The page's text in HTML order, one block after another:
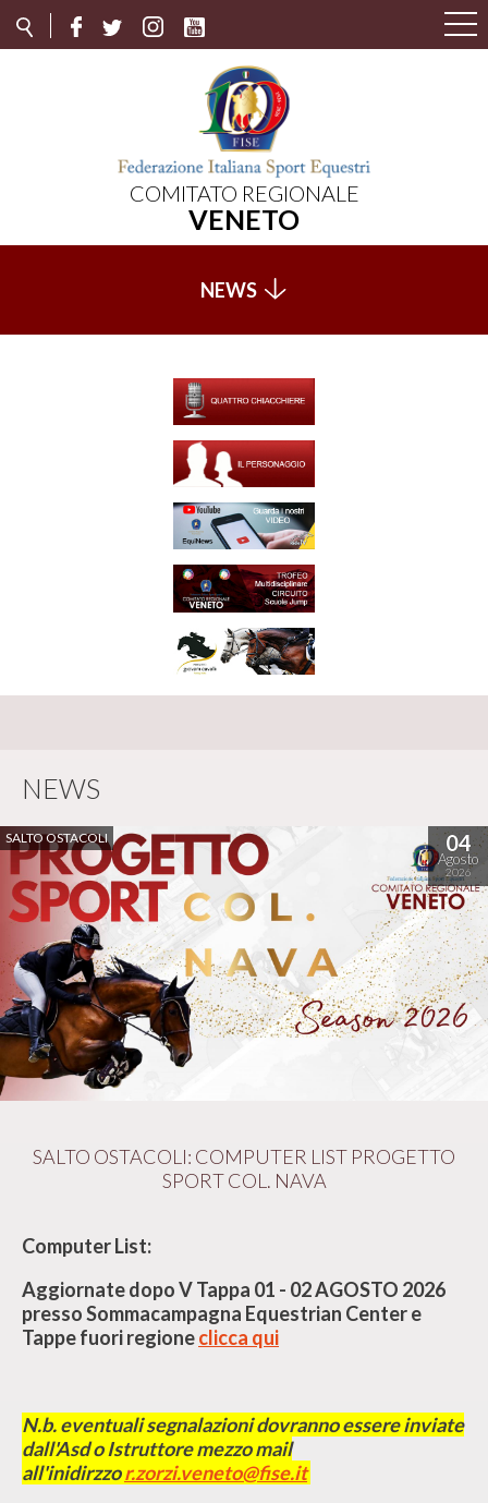
COMITATO REGIONALE
VENETO
NEWS
NEWS
SALTO OSTACOLI 04
Agosto
2026
SALTO OSTACOLI: COMPUTER LIST PROGETTO
SPORT COL. NAVA
Computer List:
Aggiornate dopo V Tappa 01 - 02 AGOSTO 2026
presso Sommacampagna Equestrian Center e
Tappe fuori regioneclicca qui
N.b. eventuali segnalazioni dovranno essere inviate
dall'Asd o Istruttore mezzo mail
all'inidirzzor.zorzi.veneto@fise.it